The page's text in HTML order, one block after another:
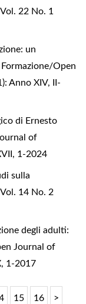
22 No. 1
un
Open
Anno XIV, II-
di Ernesto
of
1-2024
sulla
14 No. 2
degli adulti:
Journal of
1-2017
15 16 >